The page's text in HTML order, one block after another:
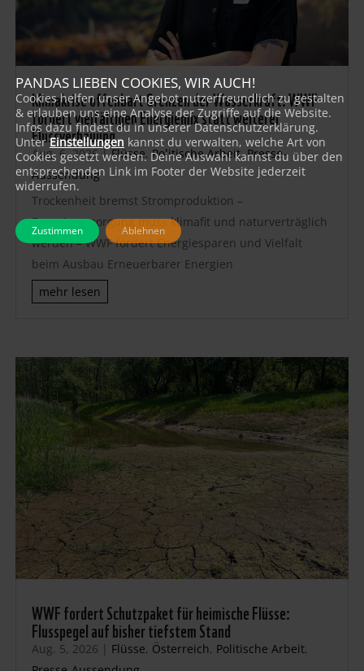
Klimakrise offenbart Grenzen der Wasserkraft: WWF
fordert vielfältigen Energiemix statt weiterer
Flussverbauung
Aug. 6, 2026|Flüsse,Politische Arbeit,Presse-
Aussendung
Trockenheit bremst Stromproduktion –
Energieversorgung muss klimafit und naturverträglich
werden – WWF fordert Energiesparen und Vielfalt
beim Ausbau Erneuerbarer Energien
mehr lesen
WWF fordert Schutzpaket für heimische Flüsse:
Flusspegel auf bisher tiefstem Stand
Aug. 5, 2026 | Flüsse, Österreich, Politische Arbeit,
PANDAS LIEBEN COOKIES, WIR AUCH!
Cookies helfen unser Angebot nutzerfreundlich zu gestalten
& erlauben uns eine Analyse der Zugriffe auf die Website.
Infos dazu findest du in unserer Datenschutzerklärung.
UnterEinstellungen kannst du verwalten, welche Art von
Cookies gesetzt werden. Deine Auswahl kannst du über den
entsprechenden Link im Footer der Website jederzeit
widerrufen.
Zustimmen Ablehnen